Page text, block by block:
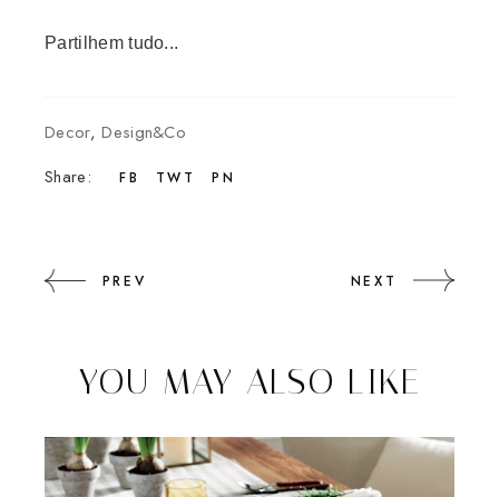
Partilhem tudo...
Decor,Design&Co
Share:
FB TWT PN
PREV NEXT
YOU MAY ALSO LIKE